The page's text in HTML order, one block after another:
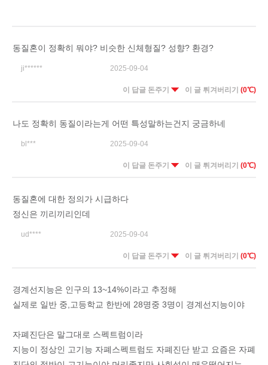
동질혼이 정확히 뭐야? 비슷한 신체형질? 성향? 환경?
ji****** 2025-09-04
이 답글 돈주기 이 글 튀겨버리기 (0℃)
나도 정확히 동질이라는게 어떤 특성말하는건지 궁금하네
bl*** 2025-09-04
이 답글 돈주기 이 글 튀겨버리기 (0℃)
동질혼에 대한 정의가 시급하다
정신은 끼리끼리인데
ud**** 2025-09-04
이 답글 돈주기 이 글 튀겨버리기 (0℃)
경계선지능은 인구의 13~14%이라고 추정해
실제로 일반 중,고등학교 한반에 28명중 3명이 경계선지능이야
자폐진단은 말그대로 스펙트럼이라
지능이 정상인 고기능 자폐스펙트럼도 자폐진단 받고 요즘은 자폐